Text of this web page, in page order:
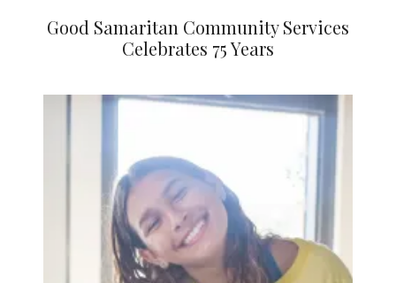
Good Samaritan Community Services
Celebrates 75 Years